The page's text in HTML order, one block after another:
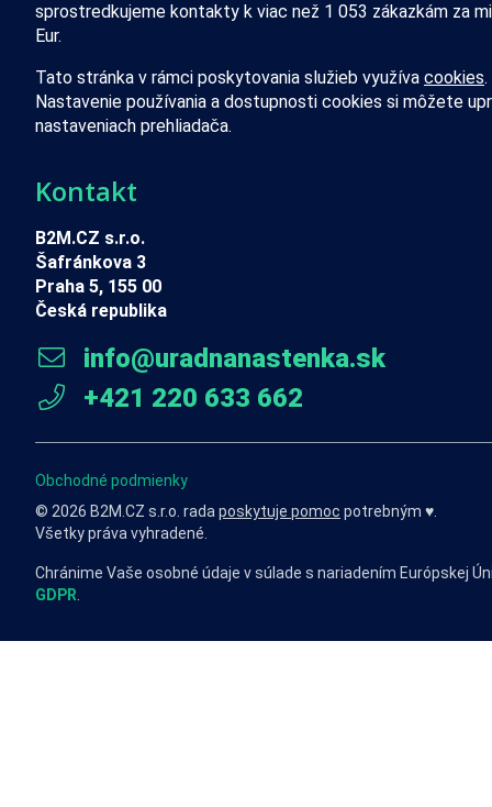
sprostredkujeme kontakty k viac než 1 053 zákazkám za
Eur.
Tato stránka v rámci poskytovania služieb využíva cookies.
Nastavenie používania a dostupnosti cookies si môžete
nastaveniach prehliadača.
Kontakt
B2M.CZ s.r.o.
Šafránkova 3
Praha 5, 155 00
Česká republika
info@uradnanastenka.sk
+421 220 633 662
Obchodné podmienky
© 2026 B2M.CZ s.r.o. rada poskytuje pomoc potrebným ♥️.
Všetky práva vyhradené.
Chránime Vaše osobné údaje v súlade s nariadením Európskej
GDPR